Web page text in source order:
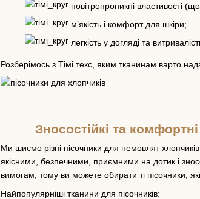
повітропроникні властивості
м’якість і комфорт для шкіри;
легкість у догляді та
Розберімось з Тімі текс, яким тканинам варто
Зносостійкі та
Ми шиємо різні пісочники для немовлят
якісними, безпечними, приємними на дотик і
вимогам, тому ви можете обирати ті пісочники,
Найпопулярніші тканини для пісочників: